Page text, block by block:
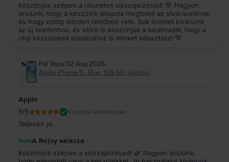
Köszönjük szépen a részletes visszajelzésed! 🌸 Nagyon
örülünk, hogy a készülék állapota megfelelt az elvárásaidnak,
és hogy eddig minden rendben vele. Sok örömet kívánunk
az új telefonhoz, és előre is köszönjük a bizalmadat, hogy a
régi készüléked eladásához is minket választasz! 💚
Pál Varju,02 Aug 2026
Apple iPhone 15, Blue, 128 GB, Újszerű
Apple
5/5 Vásárlói vélemények
Teljesen jó.
A Rejoy válasza
Köszönjük szépen a visszajelzésed! 🌿 Nagyon örülünk,